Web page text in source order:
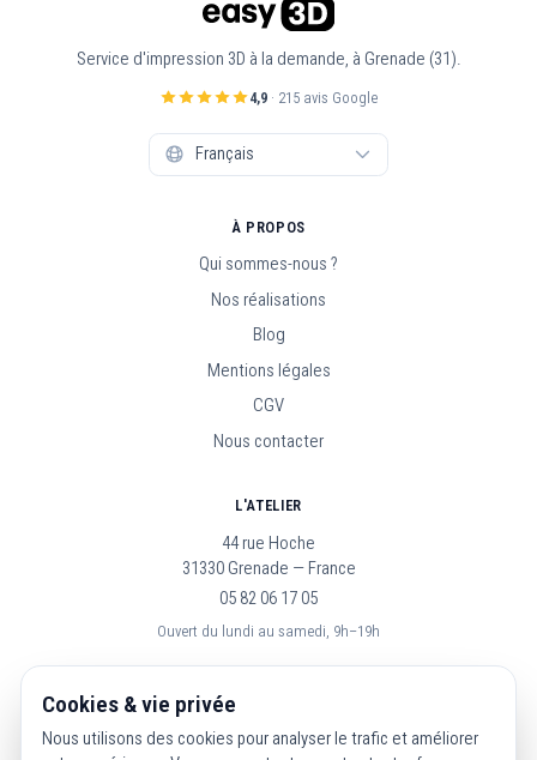
Service d'impression 3D à la demande, à Grenade (31).
4,9· 215 avis Google
À PROPOS
Qui sommes-nous ?
Nos réalisations
Blog
Mentions légales
CGV
Nous contacter
L'ATELIER
44 rue Hoche
31330 Grenade — France
05 82 06 17 05
Ouvert du lundi au samedi, 9h–19h
SUIVEZ-NOUS
Cookies & vie privée
Nous utilisons des cookies pour analyser le trafic et améliorer